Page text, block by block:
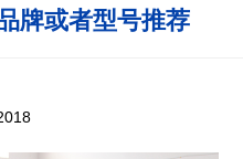
牌或者型号推荐